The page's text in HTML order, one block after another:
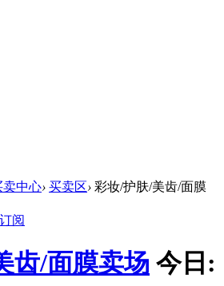
卖中心› 买卖区› 彩妆/护肤/美齿/面膜
订阅
齿/面膜卖场 今日: